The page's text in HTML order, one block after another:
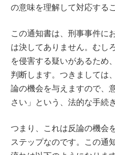
の意味を理解して対応する
この通知書は、刑事事件に
は決してありません。むし
を侵害する疑いがあるため
判断します。つきましては
論の機会を与えますので、
さい」という、法的な手続
つまり、これは反論の機会
ステップなのです。この通